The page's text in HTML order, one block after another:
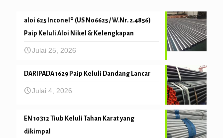
aloi 625 Inconel® (US N06625 / W.Nr. 2.4856)
Paip Keluli Aloi Nikel & Kelengkapan
Julai 25, 2026
DARIPADA 1629 Paip Keluli Dandang Lancar
Julai 4, 2026
EN 10312 Tiub Keluli Tahan Karat yang
dikimpal